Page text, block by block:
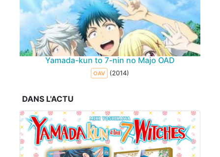
Yamada-kun to 7-nin no Majo OAD
OAV (2014)
DANS L'ACTU